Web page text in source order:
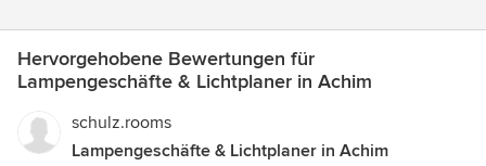
Hervorgehobene Bewertungen für
Lampengeschäfte & Lichtplaner in Achim
schulz.rooms
Lampengeschäfte & Lichtplaner in Achim